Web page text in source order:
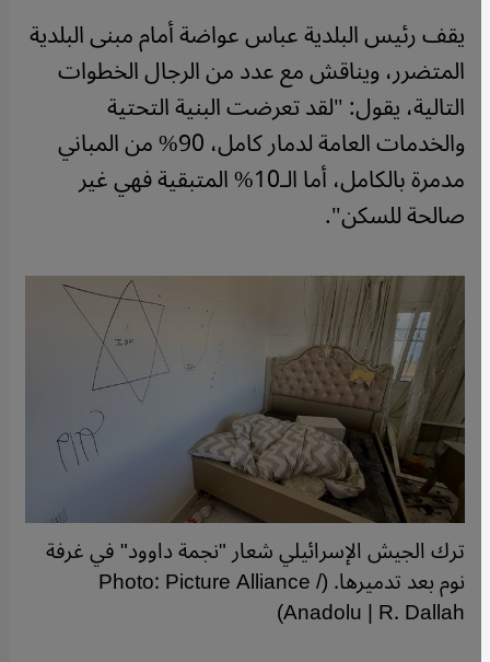
يقف رئيس البلدية عباس عواضة أمام مبنى البلدية
المتضرر، ويناقش مع عدد من الرجال الخطوات
التالية، يقول: "لقد تعرضت البنية التحتية
والخدمات العامة لدمار كامل، 90% من المباني
مدمرة بالكامل، أما الـ10% المتبقية فهي غير
صالحة للسكن".
ترك الجيش الإسرائيلي شعار "نجمة داوود" في غرفة
نوم بعد تدميرها. (Photo: Picture Alliance /
Anadolu | R. Dallah)